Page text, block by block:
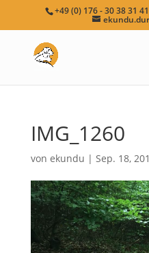
+49 (0) 176 - 30 38 31
IMG_1260
von ekundu | Sep. 18,